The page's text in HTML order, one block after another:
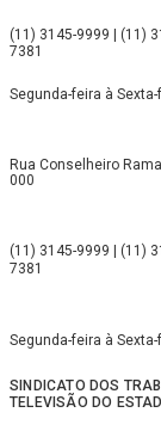
(11) 3145-9999 | (11)
7381
Segunda-feira à
Rua Conselheiro
000
(11) 3145-9999 | (11)
7381
Segunda-feira à
SINDICATO DOS
TELEVISÃO DO